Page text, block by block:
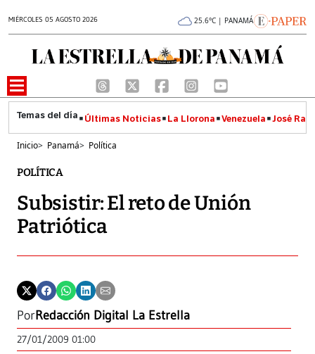
MIÉRCOLES 05 AGOSTO 2026 25.6°C | PANAMÁ
Últimas Noticias La Llorona Venezuela José
Inicio> Panamá> Política
POLÍTICA
Subsistir: El reto de Unión
Patriótica
PorRedacción Digital La Estrella
27/01/2009 01:00